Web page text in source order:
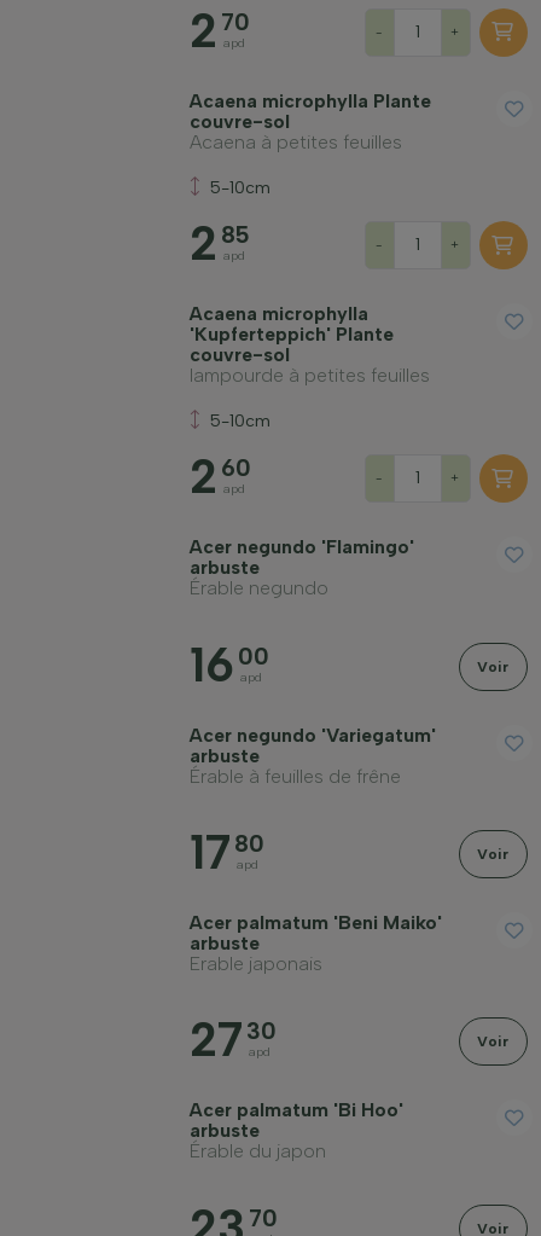
2 70
apd
- +
Acaena microphylla Plante
couvre-sol
Acaena à petites feuilles
5-10cm
2 85
apd
- +
Acaena microphylla
'Kupferteppich' Plante
couvre-sol
lampourde à petites feuilles
5-10cm
2 60
apd
- +
Acer negundo 'Flamingo'
arbuste
Érable negundo
16 00
apd
Voir
Acer negundo 'Variegatum'
arbuste
Érable à feuilles de frêne
17 80
apd
Voir
Acer palmatum 'Beni Maiko'
arbuste
Erable japonais
27 30
apd
Voir
Acer palmatum 'Bi Hoo'
arbuste
Érable du japon
70 Voir